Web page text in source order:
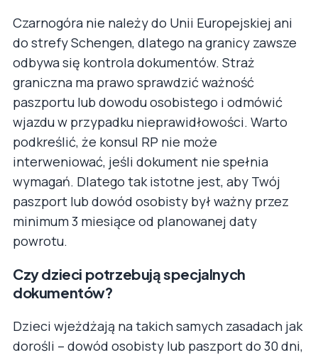
Czarnogóra nie należy do Unii Europejskiej ani
do strefy Schengen, dlatego na granicy zawsze
odbywa się kontrola dokumentów. Straż
graniczna ma prawo sprawdzić ważność
paszportu lub dowodu osobistego i odmówić
wjazdu w przypadku nieprawidłowości. Warto
podkreślić, że konsul RP nie może
interweniować, jeśli dokument nie spełnia
wymagań. Dlatego tak istotne jest, aby Twój
paszport lub dowód osobisty był ważny przez
minimum 3 miesiące od planowanej daty
powrotu.
Czy dzieci potrzebują specjalnych
dokumentów?
Dzieci wjeżdżają na takich samych zasadach jak
dorośli – dowód osobisty lub paszport do 30 dni,